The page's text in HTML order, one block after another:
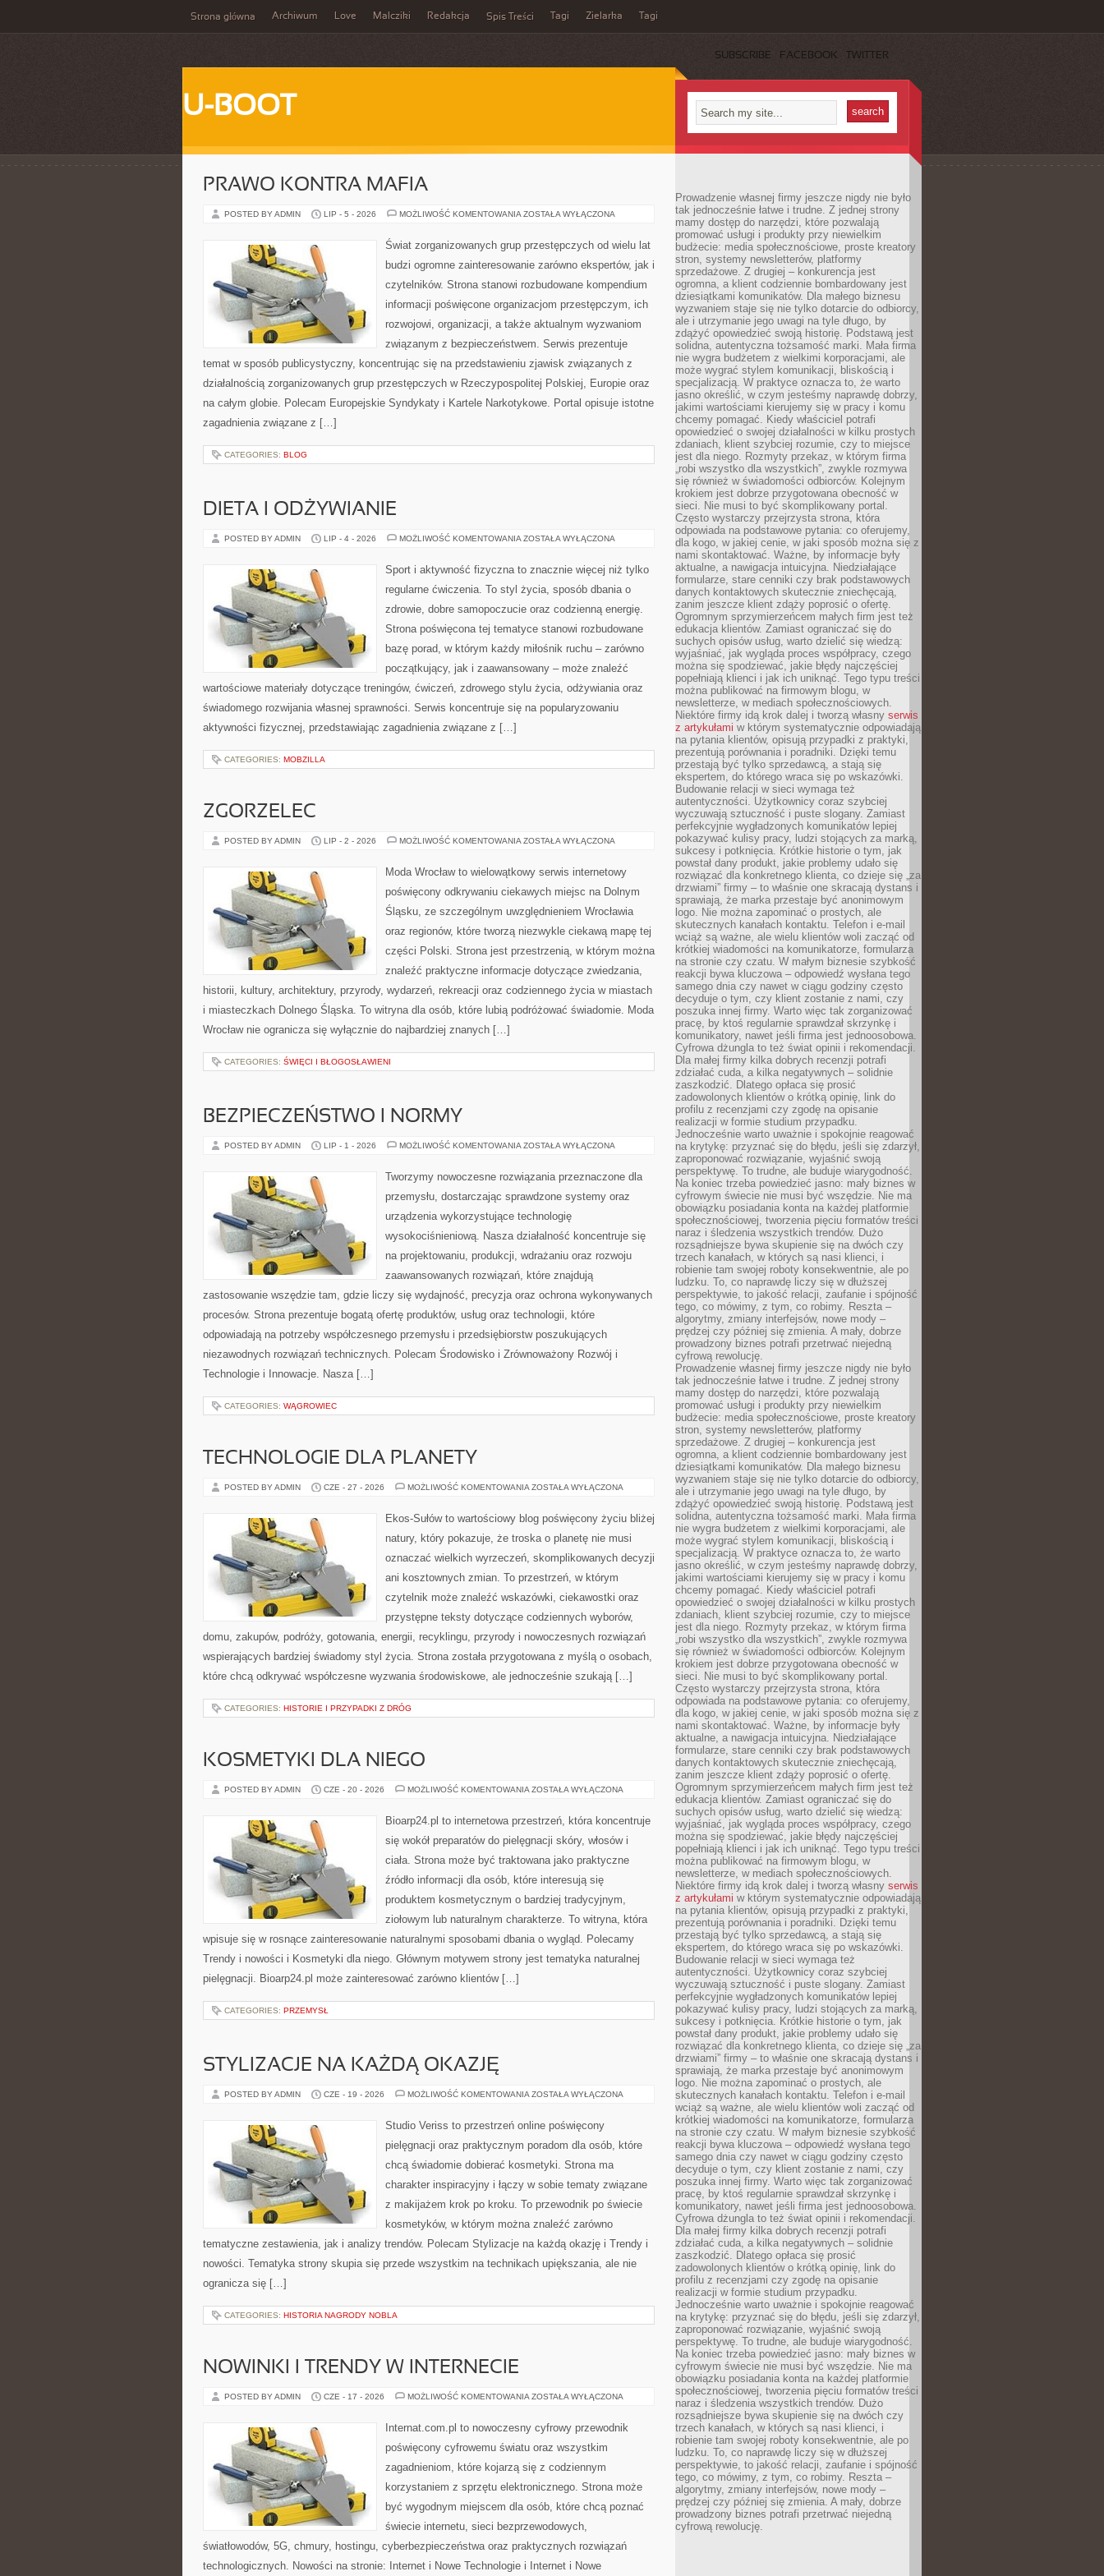
Strona główna Archiwum Love Malcziki Redakcja Spis Treści Tagi Zielarka Tagi
SUBSCRIBE FACEBOOK TWITTER
U-BOOT
PRAWO KONTRA MAFIA
POSTED BY ADMIN LIP - 5 - 2026 MOŻLIWOŚĆ KOMENTOWANIA PRAWO
ZOSTAŁA WYŁĄCZONA
Świat zorganizowanych grup przestępczych od wielu lat
budzi ogromne zainteresowanie zarówno ekspertów, jak i
czytelników. Strona stanowi rozbudowane kompendium
informacji poświęcone organizacjom przestępczym, ich
rozwojowi, organizacji, a także aktualnym wyzwaniom
związanym z bezpieczeństwem. Serwis prezentuje
temat w sposób publicystyczny, koncentrując się na przedstawieniu zjawisk związanych z
działalnością zorganizowanych grup przestępczych w Rzeczypospolitej Polskiej, Europie oraz
na całym globie. Polecam Europejskie Syndykaty i Kartele Narkotykowe. Portal opisuje istotne
zagadnienia związane z […]
CATEGORIES: BLOG
DIETA I ODŻYWIANIE
POSTED BY ADMIN LIP - 4 - 2026 MOŻLIWOŚĆ KOMENTOWANIA DIETA
ZOSTAŁA WYŁĄCZONA
Sport i aktywność fizyczna to znacznie więcej niż tylko
regularne ćwiczenia. To styl życia, sposób dbania o
zdrowie, dobre samopoczucie oraz codzienną energię.
Strona poświęcona tej tematyce stanowi rozbudowane
bazę porad, w którym każdy miłośnik ruchu – zarówno
początkujący, jak i zaawansowany – może znaleźć
wartościowe materiały dotyczące treningów, ćwiczeń, zdrowego stylu życia, odżywiania oraz
świadomego rozwijania własnej sprawności. Serwis koncentruje się na popularyzowaniu
aktywności fizycznej, przedstawiając zagadnienia związane z […]
CATEGORIES: MOBZILLA
ZGORZELEC
POSTED BY ADMIN LIP - 2 - 2026 MOŻLIWOŚĆ KOMENTOWANIA ZGORZELEC
ZOSTAŁA WYŁĄCZONA
Moda Wrocław to wielowątkowy serwis internetowy
poświęcony odkrywaniu ciekawych miejsc na Dolnym
Śląsku, ze szczególnym uwzględnieniem Wrocławia
oraz regionów, które tworzą niezwykle ciekawą mapę tej
części Polski. Strona jest przestrzenią, w którym można
znaleźć praktyczne informacje dotyczące zwiedzania,
historii, kultury, architektury, przyrody, wydarzeń, rekreacji oraz codziennego życia w miastach
i miasteczkach Dolnego Śląska. To witryna dla osób, które lubią podróżować świadomie. Moda
Wrocław nie ogranicza się wyłącznie do najbardziej znanych […]
CATEGORIES: ŚWIĘCI I BŁOGOSŁAWIENI
BEZPIECZEŃSTWO I NORMY
POSTED BY ADMIN LIP - 1 - 2026 MOŻLIWOŚĆ KOMENTOWANIA BEZPIECZEŃSTWO
ZOSTAŁA WYŁĄCZONA
Tworzymy nowoczesne rozwiązania przeznaczone dla
przemysłu, dostarczając sprawdzone systemy oraz
urządzenia wykorzystujące technologię
wysokociśnieniową. Nasza działalność koncentruje się
na projektowaniu, produkcji, wdrażaniu oraz rozwoju
zaawansowanych rozwiązań, które znajdują
zastosowanie wszędzie tam, gdzie liczy się wydajność, precyzja oraz ochrona wykonywanych
procesów. Strona prezentuje bogatą ofertę produktów, usług oraz technologii, które
odpowiadają na potrzeby współczesnego przemysłu i przedsiębiorstw poszukujących
niezawodnych rozwiązań technicznych. Polecam Środowisko i Zrównoważony Rozwój i
Technologie i Innowacje. Nasza […]
CATEGORIES: WĄGROWIEC
TECHNOLOGIE DLA PLANETY
POSTED BY ADMIN CZE - 27 - 2026 MOŻLIWOŚĆ KOMENTOWANIA TECHNOLOGIE
ZOSTAŁA WYŁĄCZONA
Ekos-Sułów to wartościowy blog poświęcony życiu bliżej
natury, który pokazuje, że troska o planetę nie musi
oznaczać wielkich wyrzeczeń, skomplikowanych decyzji
ani kosztownych zmian. To przestrzeń, w którym
czytelnik może znaleźć wskazówki, ciekawostki oraz
przystępne teksty dotyczące codziennych wyborów,
domu, zakupów, podróży, gotowania, energii, recyklingu, przyrody i nowoczesnych rozwiązań
wspierających bardziej świadomy styl życia. Strona została przygotowana z myślą o osobach,
które chcą odkrywać współczesne wyzwania środowiskowe, ale jednocześnie szukają […]
CATEGORIES: HISTORIE I PRZYPADKI Z DRÓG
KOSMETYKI DLA NIEGO
POSTED BY ADMIN CZE - 20 - 2026 MOŻLIWOŚĆ KOMENTOWANIA KOSMETYKI
ZOSTAŁA WYŁĄCZONA
Bioarp24.pl to internetowa przestrzeń, która koncentruje
się wokół preparatów do pielęgnacji skóry, włosów i
ciała. Strona może być traktowana jako praktyczne
źródło informacji dla osób, które interesują się
produktem kosmetycznym o bardziej tradycyjnym,
ziołowym lub naturalnym charakterze. To witryna, która
wpisuje się w rosnące zainteresowanie naturalnymi sposobami dbania o wygląd. Polecamy
Trendy i nowości i Kosmetyki dla niego. Głównym motywem strony jest tematyka naturalnej
pielęgnacji. Bioarp24.pl może zainteresować zarówno klientów […]
CATEGORIES: PRZEMYSŁ
STYLIZACJE NA KAŻDĄ OKAZJĘ
POSTED BY ADMIN CZE - 19 - 2026 MOŻLIWOŚĆ KOMENTOWANIA STYLIZACJE
OKAZJĘ
ZOSTAŁA WYŁĄCZONA
Studio Veriss to przestrzeń online poświęcony
pielęgnacji oraz praktycznym poradom dla osób, które
chcą świadomie dobierać kosmetyki. Strona ma
charakter inspiracyjny i łączy w sobie tematy związane
z makijażem krok po kroku. To przewodnik po świecie
kosmetyków, w którym można znaleźć zarówno
tematyczne zestawienia, jak i analizy trendów. Polecam Stylizacje na każdą okazję i Trendy i
nowości. Tematyka strony skupia się przede wszystkim na technikach upiększania, ale nie
ogranicza się […]
CATEGORIES: HISTORIA NAGRODY NOBLA
NOWINKI I TRENDY W INTERNECIE
POSTED BY ADMIN CZE - 17 - 2026 MOŻLIWOŚĆ KOMENTOWANIA NOWINKI
INTERNECIE
ZOSTAŁA WYŁĄCZONA
Internat.com.pl to nowoczesny cyfrowy przewodnik
poświęcony cyfrowemu światu oraz wszystkim
zagadnieniom, które kojarzą się z codziennym
korzystaniem z sprzętu elektronicznego. Strona może
być wygodnym miejscem dla osób, które chcą poznać
świecie internetu, sieci bezprzewodowych,
światłowodów, 5G, chmury, hostingu, cyberbezpieczeństwa oraz praktycznych rozwiązań
technologicznych. Nowości na stronie: Internet i Nowe Technologie i Internet i Nowe
Prowadzenie własnej firmy jeszcze nigdy nie było
tak jednocześnie łatwe i trudne. Z jednej strony
mamy dostęp do narzędzi, które pozwalają
promować usługi i produkty przy niewielkim
budżecie: media społecznościowe, proste kreatory
stron, systemy newsletterów, platformy
sprzedażowe. Z drugiej – konkurencja jest
ogromna, a klient codziennie bombardowany jest
dziesiątkami komunikatów. Dla małego biznesu
wyzwaniem staje się nie tylko dotarcie do odbiorcy,
ale i utrzymanie jego uwagi na tyle długo, by
zdążyć opowiedzieć swoją historię. Podstawą jest
solidna, autentyczna tożsamość marki. Mała firma
nie wygra budżetem z wielkimi korporacjami, ale
może wygrać stylem komunikacji, bliskością i
specjalizacją. W praktyce oznacza to, że warto
jasno określić, w czym jesteśmy naprawdę dobrzy,
jakimi wartościami kierujemy się w pracy i komu
chcemy pomagać. Kiedy właściciel potrafi
opowiedzieć o swojej działalności w kilku prostych
zdaniach, klient szybciej rozumie, czy to miejsce
jest dla niego. Rozmyty przekaz, w którym firma
„robi wszystko dla wszystkich”, zwykle rozmywa
się również w świadomości odbiorców. Kolejnym
krokiem jest dobrze przygotowana obecność w
sieci. Nie musi to być skomplikowany portal.
Często wystarczy przejrzysta strona, która
odpowiada na podstawowe pytania: co oferujemy,
dla kogo, w jakiej cenie, w jaki sposób można się z
nami skontaktować. Ważne, by informacje były
aktualne, a nawigacja intuicyjna. Niedziałające
formularze, stare cenniki czy brak podstawowych
danych kontaktowych skutecznie zniechęcają,
zanim jeszcze klient zdąży poprosić o ofertę.
Ogromnym sprzymierzeńcem małych firm jest też
edukacja klientów. Zamiast ograniczać się do
suchych opisów usług, warto dzielić się wiedzą:
wyjaśniać, jak wygląda proces współpracy, czego
można się spodziewać, jakie błędy najczęściej
popełniają klienci i jak ich uniknąć. Tego typu treści
można publikować na firmowym blogu, w
newsletterze, w mediach społecznościowych.
Niektóre firmy idą krok dalej i tworzą własny serwis
z artykułami w którym systematycznie odpowiadają
na pytania klientów, opisują przypadki z praktyki,
prezentują porównania i poradniki. Dzięki temu
przestają być tylko sprzedawcą, a stają się
ekspertem, do którego wraca się po wskazówki.
Budowanie relacji w sieci wymaga też
autentyczności. Użytkownicy coraz szybciej
wyczuwają sztuczność i puste slogany. Zamiast
perfekcyjnie wygładzonych komunikatów lepiej
pokazywać kulisy pracy, ludzi stojących za marką,
sukcesy i potknięcia. Krótkie historie o tym, jak
powstał dany produkt, jakie problemy udało się
rozwiązać dla konkretnego klienta, co dzieje się „za
drzwiami” firmy – to właśnie one skracają dystans i
sprawiają, że marka przestaje być anonimowym
logo. Nie można zapominać o prostych, ale
skutecznych kanałach kontaktu. Telefon i e-mail
wciąż są ważne, ale wielu klientów woli zacząć od
krótkiej wiadomości na komunikatorze, formularza
na stronie czy czatu. W małym biznesie szybkość
reakcji bywa kluczowa – odpowiedź wysłana tego
samego dnia czy nawet w ciągu godziny często
decyduje o tym, czy klient zostanie z nami, czy
poszuka innej firmy. Warto więc tak zorganizować
pracę, by ktoś regularnie sprawdzał skrzynkę i
komunikatory, nawet jeśli firma jest jednoosobowa.
Cyfrowa dżungla to też świat opinii i rekomendacji.
Dla małej firmy kilka dobrych recenzji potrafi
zdziałać cuda, a kilka negatywnych – solidnie
zaszkodzić. Dlatego opłaca się prosić
zadowolonych klientów o krótką opinię, link do
profilu z recenzjami czy zgodę na opisanie
realizacji w formie studium przypadku.
Jednocześnie warto uważnie i spokojnie reagować
na krytykę: przyznać się do błędu, jeśli się zdarzył,
zaproponować rozwiązanie, wyjaśnić swoją
perspektywę. To trudne, ale buduje wiarygodność.
Na koniec trzeba powiedzieć jasno: mały biznes w
cyfrowym świecie nie musi być wszędzie. Nie ma
obowiązku posiadania konta na każdej platformie
społecznościowej, tworzenia pięciu formatów treści
naraz i śledzenia wszystkich trendów. Dużo
rozsądniejsze bywa skupienie się na dwóch czy
trzech kanałach, w których są nasi klienci, i
robienie tam swojej roboty konsekwentnie, ale po
ludzku. To, co naprawdę liczy się w dłuższej
perspektywie, to jakość relacji, zaufanie i spójność
tego, co mówimy, z tym, co robimy. Reszta –
algorytmy, zmiany interfejsów, nowe mody –
prędzej czy później się zmienia. A mały, dobrze
prowadzony biznes potrafi przetrwać niejedną
cyfrową rewolucję.
Prowadzenie własnej firmy jeszcze nigdy nie było
tak jednocześnie łatwe i trudne. Z jednej strony
mamy dostęp do narzędzi, które pozwalają
promować usługi i produkty przy niewielkim
budżecie: media społecznościowe, proste kreatory
stron, systemy newsletterów, platformy
sprzedażowe. Z drugiej – konkurencja jest
ogromna, a klient codziennie bombardowany jest
dziesiątkami komunikatów. Dla małego biznesu
wyzwaniem staje się nie tylko dotarcie do odbiorcy,
ale i utrzymanie jego uwagi na tyle długo, by
zdążyć opowiedzieć swoją historię. Podstawą jest
solidna, autentyczna tożsamość marki. Mała firma
nie wygra budżetem z wielkimi korporacjami, ale
może wygrać stylem komunikacji, bliskością i
specjalizacją. W praktyce oznacza to, że warto
jasno określić, w czym jesteśmy naprawdę dobrzy,
jakimi wartościami kierujemy się w pracy i komu
chcemy pomagać. Kiedy właściciel potrafi
opowiedzieć o swojej działalności w kilku prostych
zdaniach, klient szybciej rozumie, czy to miejsce
jest dla niego. Rozmyty przekaz, w którym firma
„robi wszystko dla wszystkich”, zwykle rozmywa
się również w świadomości odbiorców. Kolejnym
krokiem jest dobrze przygotowana obecność w
sieci. Nie musi to być skomplikowany portal.
Często wystarczy przejrzysta strona, która
odpowiada na podstawowe pytania: co oferujemy,
dla kogo, w jakiej cenie, w jaki sposób można się z
nami skontaktować. Ważne, by informacje były
aktualne, a nawigacja intuicyjna. Niedziałające
formularze, stare cenniki czy brak podstawowych
danych kontaktowych skutecznie zniechęcają,
zanim jeszcze klient zdąży poprosić o ofertę.
Ogromnym sprzymierzeńcem małych firm jest też
edukacja klientów. Zamiast ograniczać się do
suchych opisów usług, warto dzielić się wiedzą:
wyjaśniać, jak wygląda proces współpracy, czego
można się spodziewać, jakie błędy najczęściej
popełniają klienci i jak ich uniknąć. Tego typu treści
można publikować na firmowym blogu, w
newsletterze, w mediach społecznościowych.
Niektóre firmy idą krok dalej i tworzą własny serwis
z artykułami w którym systematycznie odpowiadają
na pytania klientów, opisują przypadki z praktyki,
prezentują porównania i poradniki. Dzięki temu
przestają być tylko sprzedawcą, a stają się
ekspertem, do którego wraca się po wskazówki.
Budowanie relacji w sieci wymaga też
autentyczności. Użytkownicy coraz szybciej
wyczuwają sztuczność i puste slogany. Zamiast
perfekcyjnie wygładzonych komunikatów lepiej
pokazywać kulisy pracy, ludzi stojących za marką,
sukcesy i potknięcia. Krótkie historie o tym, jak
powstał dany produkt, jakie problemy udało się
rozwiązać dla konkretnego klienta, co dzieje się „za
drzwiami” firmy – to właśnie one skracają dystans i
sprawiają, że marka przestaje być anonimowym
logo. Nie można zapominać o prostych, ale
skutecznych kanałach kontaktu. Telefon i e-mail
wciąż są ważne, ale wielu klientów woli zacząć od
krótkiej wiadomości na komunikatorze, formularza
na stronie czy czatu. W małym biznesie szybkość
reakcji bywa kluczowa – odpowiedź wysłana tego
samego dnia czy nawet w ciągu godziny często
decyduje o tym, czy klient zostanie z nami, czy
poszuka innej firmy. Warto więc tak zorganizować
pracę, by ktoś regularnie sprawdzał skrzynkę i
komunikatory, nawet jeśli firma jest jednoosobowa.
Cyfrowa dżungla to też świat opinii i rekomendacji.
Dla małej firmy kilka dobrych recenzji potrafi
zdziałać cuda, a kilka negatywnych – solidnie
zaszkodzić. Dlatego opłaca się prosić
zadowolonych klientów o krótką opinię, link do
profilu z recenzjami czy zgodę na opisanie
realizacji w formie studium przypadku.
Jednocześnie warto uważnie i spokojnie reagować
na krytykę: przyznać się do błędu, jeśli się zdarzył,
zaproponować rozwiązanie, wyjaśnić swoją
perspektywę. To trudne, ale buduje wiarygodność.
Na koniec trzeba powiedzieć jasno: mały biznes w
cyfrowym świecie nie musi być wszędzie. Nie ma
obowiązku posiadania konta na każdej platformie
społecznościowej, tworzenia pięciu formatów treści
naraz i śledzenia wszystkich trendów. Dużo
rozsądniejsze bywa skupienie się na dwóch czy
trzech kanałach, w których są nasi klienci, i
robienie tam swojej roboty konsekwentnie, ale po
ludzku. To, co naprawdę liczy się w dłuższej
perspektywie, to jakość relacji, zaufanie i spójność
tego, co mówimy, z tym, co robimy. Reszta –
algorytmy, zmiany interfejsów, nowe mody –
prędzej czy później się zmienia. A mały, dobrze
prowadzony biznes potrafi przetrwać niejedną
cyfrową rewolucję.